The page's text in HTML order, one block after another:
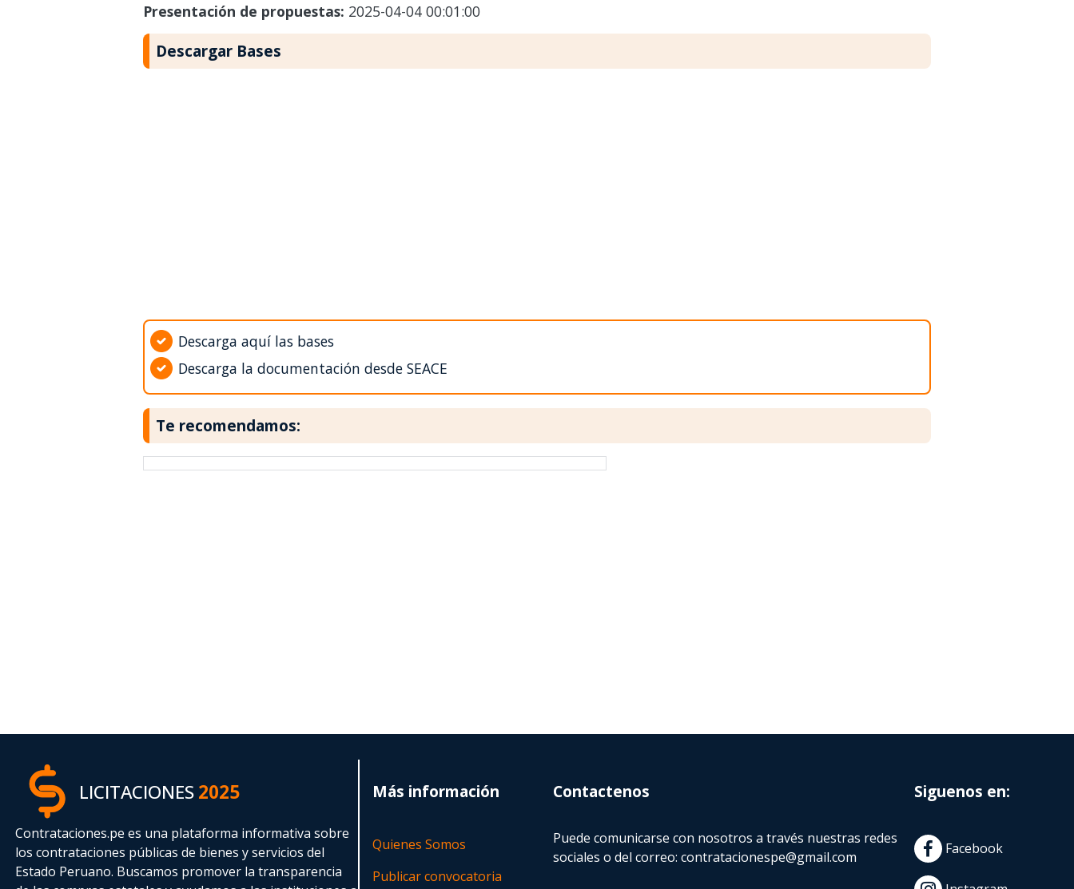
Presentación de propuestas: 2025-04-04 00:01:00
Descargar Bases
Descarga aquí las bases
Descarga la documentación desde SEACE
Te recomendamos:
LICITACIONES2025
Contrataciones.pe es una plataforma informativa sobre
los contrataciones públicas de bienes y servicios del
Estado Peruano. Buscamos promover la transparencia
Más información
Quienes Somos
Publicar convocatoria
Contactenos
Puede comunicarse con nosotros a través nuestras redes
sociales o del correo:contratacionespe@gmail.com
Siguenos en:
Facebook